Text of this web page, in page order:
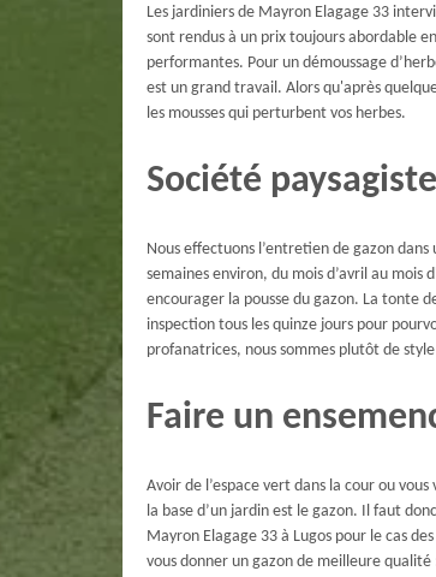
Les jardiniers de Mayron Elagage 33
sont rendus à un prix toujours abordable
performantes. Pour un démoussage
est un grand travail. Alors qu'après
les mousses qui perturbent vos herbes.
Société
Nous effectuons l’entretien de gazon
semaines environ, du mois d’avril au
encourager la pousse du gazon. La tonte
inspection tous les quinze jours pour
profanatrices, nous sommes plutôt de
Faire un
Avoir de l’espace vert dans la cour ou
la base d’un jardin est le gazon. Il faut
Mayron Elagage 33 à Lugos pour le cas
vous donner un gazon de meilleure